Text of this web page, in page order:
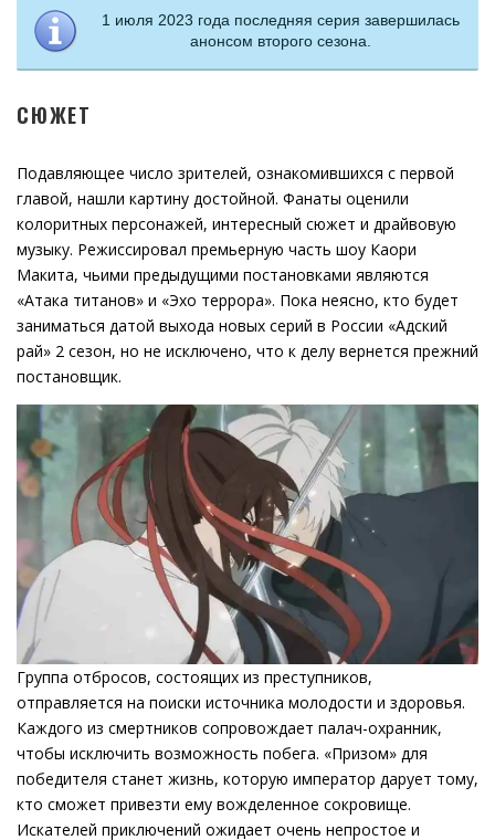
1 июля 2023 года последняя серия завершилась
анонсом второго сезона.
СЮЖЕТ
Подавляющее число зрителей, ознакомившихся с первой
главой, нашли картину достойной. Фанаты оценили
колоритных персонажей, интересный сюжет и драйвовую
музыку. Режиссировал премьерную часть шоу Каори
Макита, чьими предыдущими постановками являются
«Атака титанов» и «Эхо террора». Пока неясно, кто будет
заниматься датой выхода новых серий в России «Адский
рай» 2 сезон, но не исключено, что к делу вернется прежний
постановщик.
Группа отбросов, состоящих из преступников,
отправляется на поиски источника молодости и здоровья.
Каждого из смертников сопровождает палач-охранник,
чтобы исключить возможность побега. «Призом» для
победителя станет жизнь, которую император дарует тому,
кто сможет привезти ему вожделенное сокровище.
Искателей приключений ожидает очень непростое и